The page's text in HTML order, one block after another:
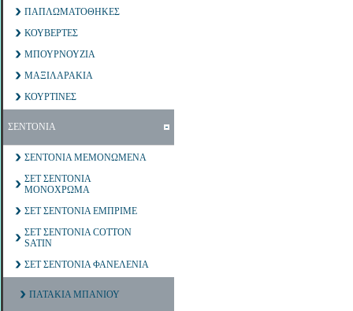
ΠΑΠΛΩΜΑΤΟΘΗΚΕΣ
ΚΟΥΒΕΡΤΕΣ
ΜΠΟΥΡΝΟΥΖΙΑ
ΜΑΞΙΛΑΡΑΚΙΑ
ΚΟΥΡΤΙΝΕΣ
ΣΕΝΤΟΝΙΑ
ΣΕΝΤΟΝΙΑ ΜΕΜΟΝΩΜΕΝΑ
ΣΕΤ ΣΕΝΤΟΝΙΑ
ΜΟΝΟΧΡΩΜΑ
ΣΕΤ ΣΕΝΤΟΝΙΑ ΕΜΠΡΙΜΕ
ΣΕΤ ΣΕΝΤΟΝΙΑ COTTON
SATIN
ΣΕΤ ΣΕΝΤΟΝΙΑ ΦΑΝΕΛΕΝΙΑ
ΠΑΤΑΚΙΑ ΜΠΑΝΙΟΥ